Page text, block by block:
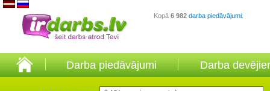
Kopā 6 982 darba piedāvājumi
Darba piedāvājumi Darba